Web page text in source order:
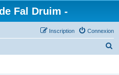
Fal Druim -
Connexion
Inscription